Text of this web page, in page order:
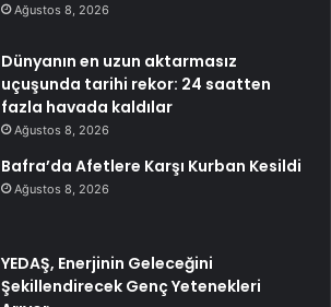
Ağustos 8, 2026
Dünyanın en uzun aktarmasız
uçuşunda tarihi rekor: 24 saatten
fazla havada kaldılar
Ağustos 8, 2026
Bafra’da Afetlere Karşı Kurban Kesildi
Ağustos 8, 2026
YEDAŞ, Enerjinin Geleceğini
Şekillendirecek Genç Yetenekleri